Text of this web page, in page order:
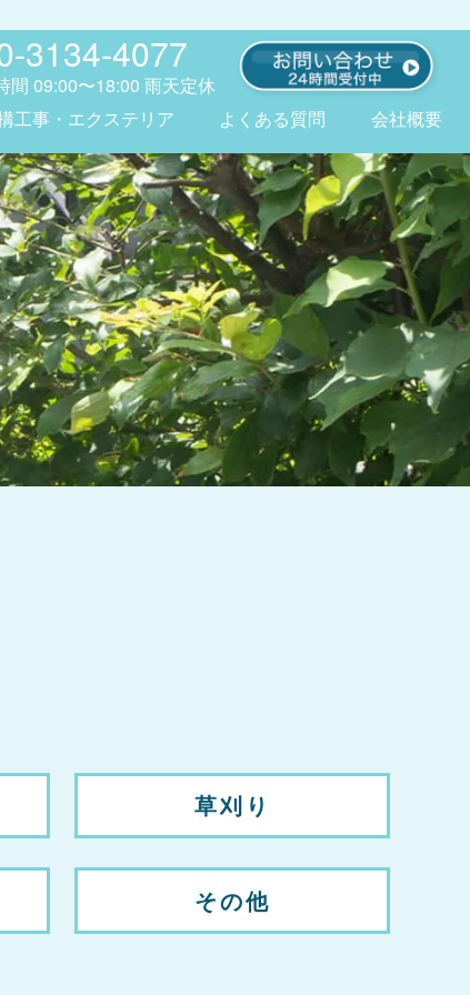
3134-4077
間09:00〜18:00 雨天定休
工事・エクステリア よくある質問 会社概要
草刈り
その他